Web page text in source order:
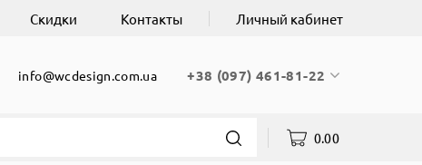
Скидки Контакты Личный кабинет
info@wcdesign.com.ua +38 (097) 461-81-22
0.00